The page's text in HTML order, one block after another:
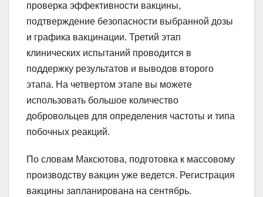
проверка эффективности вакцины,
подтверждение безопасности выбранной дозы
и графика вакцинации. Третий этап
клинических испытаний проводится в
поддержку результатов и выводов второго
этапа. На четвертом этапе вы можете
использовать большое количество
добровольцев для определения частоты и типа
побочных реакций.
По словам Максютова, подготовка к массовому
производству вакцин уже ведется. Регистрация
вакцины запланирована на сентябрь.